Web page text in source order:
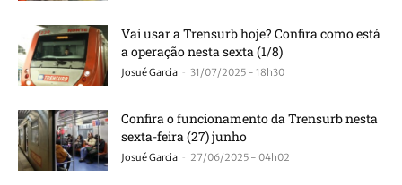
Vai usar a Trensurb hoje? Confira como está
a operação nesta sexta (1/8)
Josué Garcia - 31/07/2025 - 18h30
Confira o funcionamento da Trensurb nesta
sexta-feira (27) junho
Josué Garcia - 27/06/2025 - 04h02